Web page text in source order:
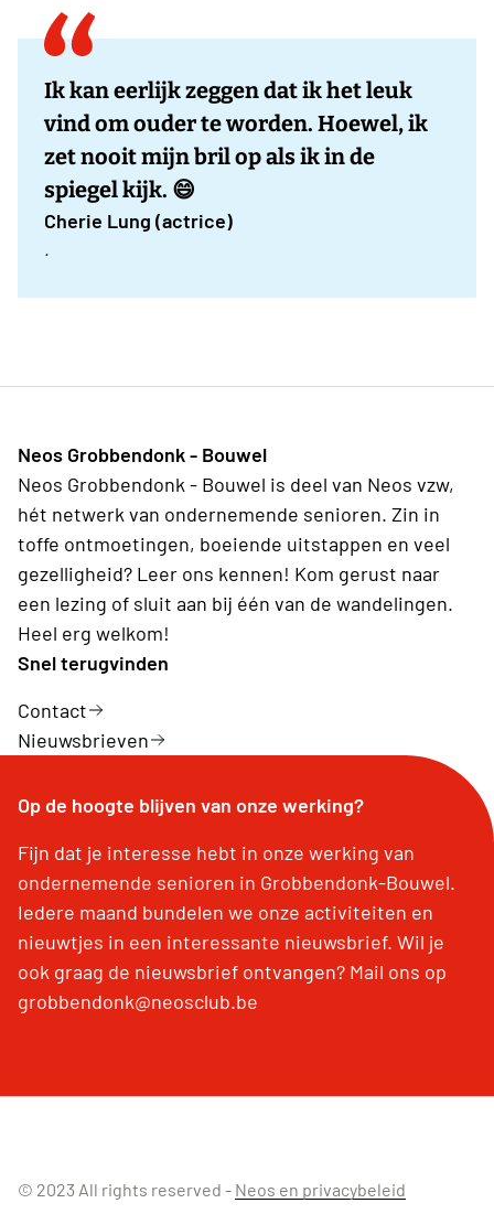
Ik kan eerlijk zeggen dat ik het leuk
vind om ouder te worden. Hoewel, ik
zet nooit mijn bril op als ik in de
spiegel kijk. 😄
Cherie Lung (actrice)
.
Neos Grobbendonk - Bouwel
Neos Grobbendonk - Bouwel is deel van Neos vzw,
hét netwerk van ondernemende senioren. Zin in
toffe ontmoetingen, boeiende uitstappen en veel
gezelligheid? Leer ons kennen! Kom gerust naar
een lezing of sluit aan bij één van de wandelingen.
Heel erg welkom!
Snel terugvinden
Contact
Nieuwsbrieven
Op de hoogte blijven van onze werking?
Fijn dat je interesse hebt in onze werking van
ondernemende senioren in Grobbendonk-Bouwel.
Iedere maand bundelen we onze activiteiten en
nieuwtjes in een interessante nieuwsbrief. Wil je
ook graag de nieuwsbrief ontvangen? Mail ons op
grobbendonk@neosclub.be
© 2023 All rights reserved - Neos en privacybeleid